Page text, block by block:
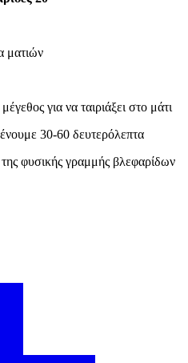
ματιών
για να ταιριάξει στο μάτι
30-60 δευτερόλεπτα
φυσικής γραμμής βλεφαρίδων